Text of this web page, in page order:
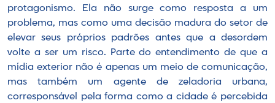
protagonismo. Ela não surge como resposta a um
problema, mas como uma decisão madura do setor de
elevar seus próprios padrões antes que a desordem
volte a ser um risco. Parte do entendimento de que a
mídia exterior não é apenas um meio de comunicação,
mas também um agente de zeladoria urbana,
corresponsável pela forma como a cidade é percebida